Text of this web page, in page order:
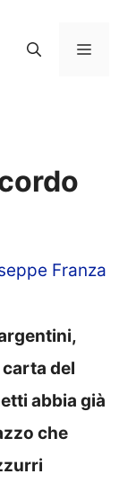
Menu
Franza
carta del
abbia già
che